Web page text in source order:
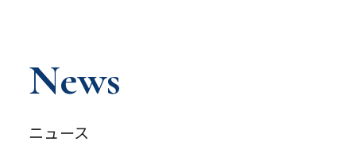
News
ニュース